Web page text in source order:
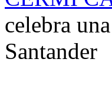
celebra
Santander